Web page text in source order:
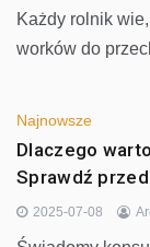
Każdy rolnik
worków do
Najnowsze
Dlaczego
Sprawdź
2025-07-08